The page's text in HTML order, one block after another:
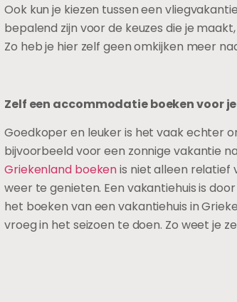
Ook kun je kiezen tussen een
bepalend zijn voor de keuzes die je
Zo heb je hier zelf geen omkijken meer
Zelf een accommodatie boeken voor
Goedkoper en leuker is het vaak echter
bijvoorbeeld voor een zonnige vakantie
Griekenland boekenis niet alleen relatief
weer te genieten. Een vakantiehuis is
het boeken van een vakantiehuis in
vroeg in het seizoen te doen. Zo weet je